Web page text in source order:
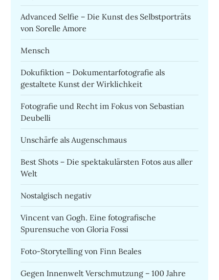
Advanced Selfie – Die Kunst des Selbstporträts
von Sorelle Amore
Mensch
Dokufiktion – Dokumentarfotografie als
gestaltete Kunst der Wirklichkeit
Fotografie und Recht im Fokus von Sebastian
Deubelli
Unschärfe als Augenschmaus
Best Shots – Die spektakulärsten Fotos aus aller
Welt
Nostalgisch negativ
Vincent van Gogh. Eine fotografische
Spurensuche von Gloria Fossi
Foto-Storytelling von Finn Beales
Gegen Innenwelt Verschmutzung – 100 Jahre